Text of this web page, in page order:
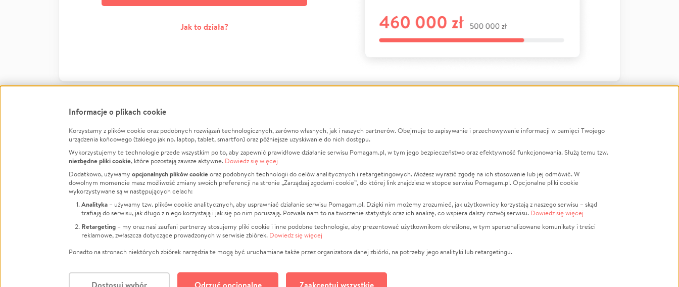
Jak to działa?
FacebookTwitter Instagram
LinkedInTikTok Youtube
Informacje
Jak to działa?
Regulamin
Polityka Prywatności
Kontakt
Porównanie serwisów
Polityka plików cookie
Zarządzaj zgodami cookie
O nas
Opinie
Raporty
Za darmo
Dla NGO
Fundacja Pomagam.pl
Zbieraj na
Leczenie
Zwierzęta
Pożar
Sport
Pomoc Finansowa
Pogrzeb
LGBTQ+
Powódź
Wichura
Religia
Edukacja
Informacje o plikach cookie
Korzystamy z plików cookie oraz podobnych rozwiązań technologicznych, zarówno własnych, jak i naszych partnerów. Obejmuje to zapisywanie i przechowywanie informacji w pamięci Twojego
urządzenia końcowego (takiego jak np. laptop, tablet, smartfon) oraz późniejsze uzyskiwanie do nich dostępu.
Wykorzystujemy te technologie przede wszystkim po to, aby zapewnić prawidłowe działanie serwisu Pomagam.pl, w tym jego bezpieczeństwo oraz efektywność funkcjonowania. Służą temu tzw.
niezbędne pliki cookie, które pozostają zawsze aktywne. Dowiedz się więcej
Dodatkowo, używamy opcjonalnych plików cookieoraz podobnych technologii do celów analitycznych i retargetingowych. Możesz wyrazić zgodę na ich stosowanie lub jej odmówić. W
dowolnym momencie masz możliwość zmiany swoich preferencji na stronie „Zarządzaj zgodami cookie”, do której link znajdziesz w stopce serwisu Pomagam.pl. Opcjonalne pliki cookie
wykorzystywane są w następujących celach:
Analityka – używamy tzw. plików cookie analitycznych, aby usprawniać działanie serwisu Pomagam.pl. Dzięki nim możemy zrozumieć, jak użytkownicy korzystają z naszego serwisu – skąd
trafiają do serwisu, jak długo z niego korzystają i jak się po nim poruszają. Pozwala nam to na tworzenie statystyk oraz ich analizę, co wspiera dalszy rozwój serwisu. Dowiedz się więcej
Retargeting – my oraz nasi zaufani partnerzy stosujemy pliki cookie i inne podobne technologie, aby prezentować użytkownikom określone, w tym spersonalizowane komunikaty i treści
reklamowe, zwłaszcza dotyczące prowadzonych w serwisie zbiórek. Dowiedz się więcej
Ponadto na stronach niektórych zbiórek narzędzia te mogą być uruchamiane także przez organizatora danej zbiórki, na potrzeby jego analityki lub retargetingu.